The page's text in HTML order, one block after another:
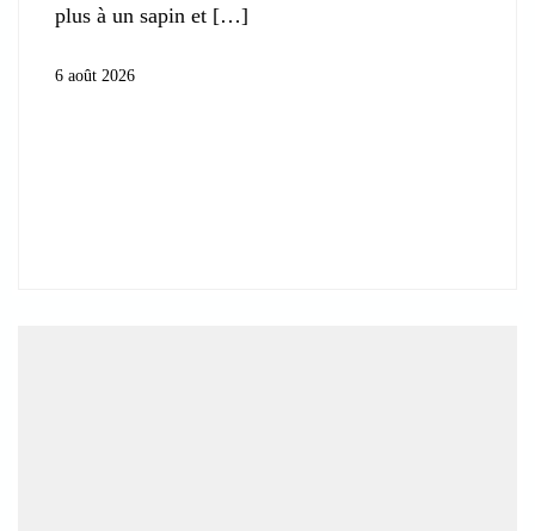
plus à un sapin et
6 août 2026